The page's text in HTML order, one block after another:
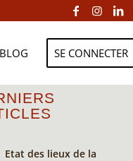
SE CONNECTER
Etat des lieux de la